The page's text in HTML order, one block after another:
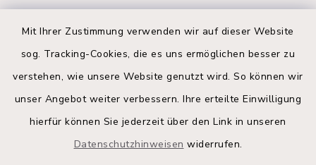
Mit Ihrer Zustimmung verwenden wir auf dieser Website
sog. Tracking-Cookies, die es uns ermöglichen besser zu
verstehen, wie unsere Website genutzt wird. So können wir
unser Angebot weiter verbessern. Ihre erteilte Einwilligung
hierfür können Sie jederzeit über den Link in unseren
Datenschutzhinweisen widerrufen.
Quicklinks
Land Schleswig-Holstein
Kita-Portal